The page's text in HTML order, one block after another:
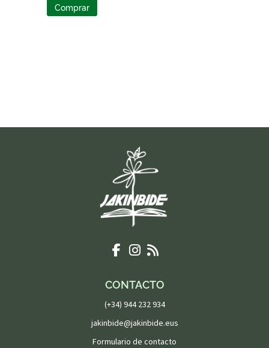
Comprar
CONTACTO
(+34) 944 232 934
jakinbide@jakinbide.eus
Formulario de contacto